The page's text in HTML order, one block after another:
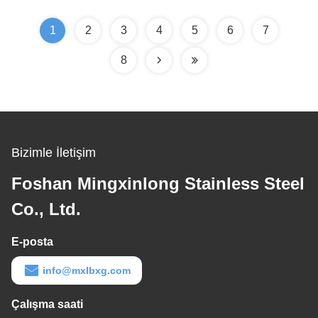
1 2 3 4 5 6 7
8
Bizimle İletişim
Foshan Mingxinlong Stainless Steel
Co., Ltd.
E-posta
info@mxlbxg.com
Çalışma saati